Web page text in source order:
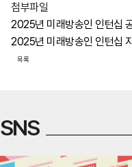
첨부파일
2025년 미래방송인 인턴십
2025년 미래방송인 인턴십
목록
SNS